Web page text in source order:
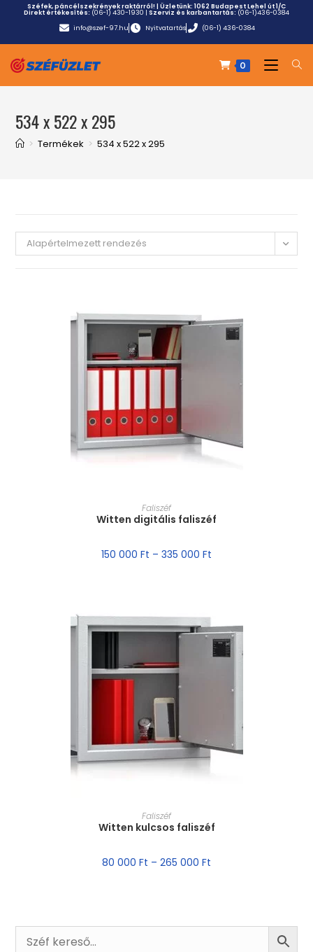
Széfek, páncélszekrények raktárról! | Üzletünk:1062 Budapest Lehel út 1/C
Direkt értékesítés: (06-1) 430-1930 | Szerviz és karbantartás: (06-1)436-0384
info@szef-97.hu
Nyitvatartás (06-1) 436-0384
0
534 x 522 x 295
> Termékek > 534 x 522 x 295
Alapértelmezett rendezés
MÉRET VÁLASZTÁSA
Faliszéf
Witten digitális faliszéf
150 000 Ft – 335 000 Ft
MÉRET VÁLASZTÁSA
Faliszéf
Witten kulcsos faliszéf
80 000 Ft – 265 000 Ft